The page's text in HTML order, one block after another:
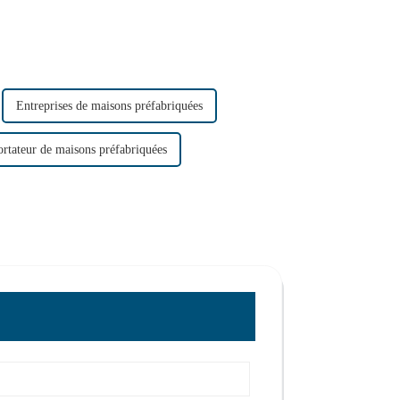
Entreprises de maisons préfabriquées
de maisons préfabriquées